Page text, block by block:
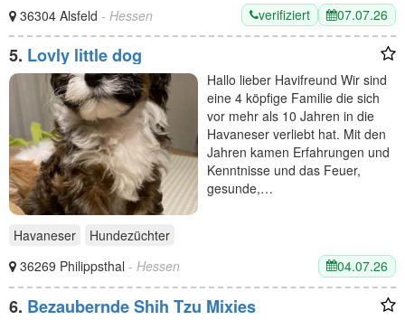
36304 Alsfeld - Hessen verifiziert 07.07.26
5. Lovly little dog
Hallo lieber Havifreund Wir sind
eine 4 köpfige Familie die sich
vor mehr als 10 Jahren in die
Havaneser verliebt hat. Mit den
Jahren kamen Erfahrungen und
Kenntnisse und das Feuer,
gesunde,…
Havaneser
Hundezüchter
36269 Philippsthal - Hessen 04.07.26
6. Bezaubernde Shih Tzu Mixies